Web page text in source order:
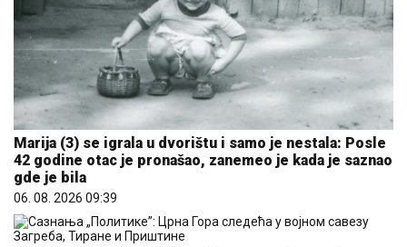
Marija (3) se igrala u dvorištu i samo je nestala: Posle
42 godine otac je pronašao, zanemeo je kada je saznao
gde je bila
06. 08. 2026 09:39